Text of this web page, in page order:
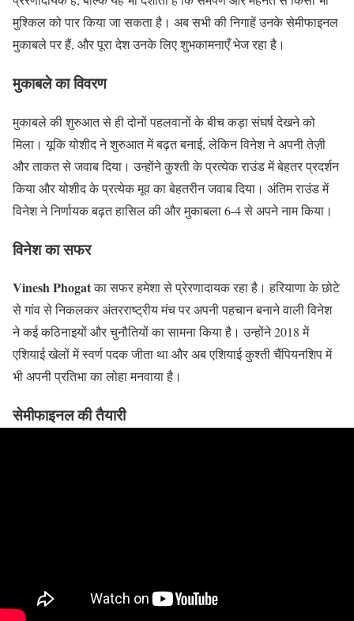
मुश्किल को पार किया जा सकता है। अब सभी की निगाहें उनके सेमीफाइनल
मुकाबले पर हैं, और पूरा देश उनके लिए शुभकामनाएँ भेज रहा है।
मुकाबले का विवरण
मुकाबले की शुरुआत से ही दोनों पहलवानों के बीच कड़ा संघर्ष देखने को
मिला। यूकि योशीद ने शुरुआत में बढ़त बनाई, लेकिन विनेश ने अपनी तेज़ी
और ताकत से जवाब दिया। उन्होंने कुश्ती के प्रत्येक राउंड में बेहतर प्रदर्शन
किया और योशीद के प्रत्येक मूव का बेहतरीन जवाब दिया। अंतिम राउंड में
विनेश ने निर्णायक बढ़त हासिल की और मुकाबला 6-4 से अपने नाम किया।
विनेश का सफर
Vinesh Phogatका सफर हमेशा से प्रेरणादायक रहा है। हरियाणा के छोटे
से गांव से निकलकर अंतरराष्ट्रीय मंच पर अपनी पहचान बनाने वाली विनेश
ने कई कठिनाइयों और चुनौतियों का सामना किया है। उन्होंने 2018 में
एशियाई खेलों में स्वर्ण पदक जीता था और अब एशियाई कुश्ती चैंपियनशिप में
भी अपनी प्रतिभा का लोहा मनवाया है।
सेमीफाइनल की तैयारी